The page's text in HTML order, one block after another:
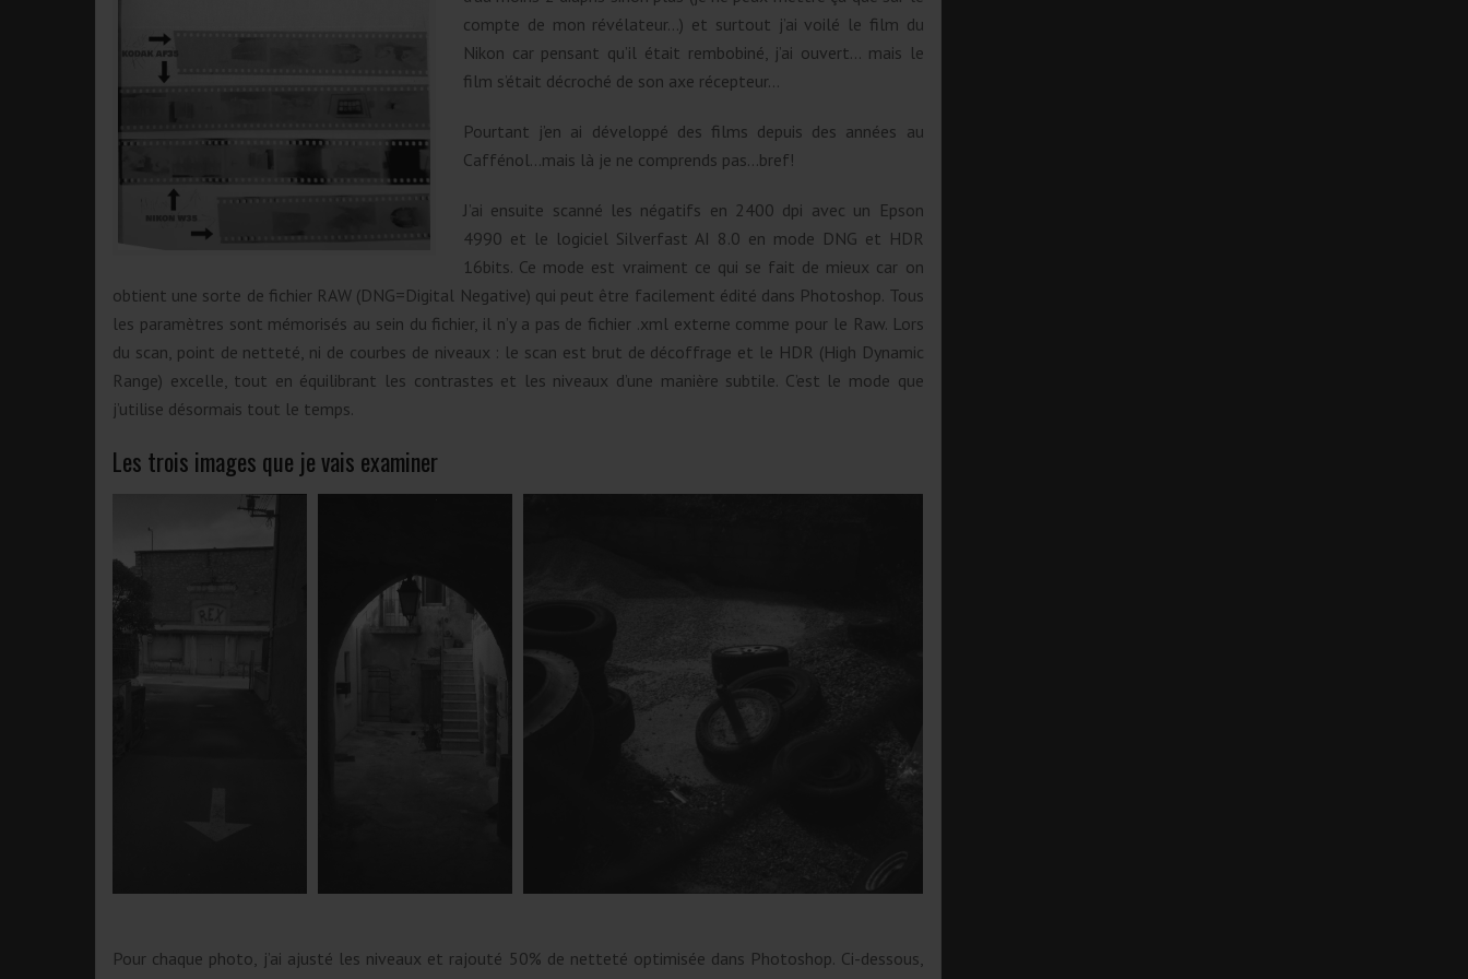
compte de mon révélateur…) et surtout j’ai voilé le film du
Nikon car pensant qu’il était rembobiné, j’ai ouvert… mais le
film s’était décroché de son axe récepteur…
Pourtant j’en ai développé des films depuis des années au
Caffénol…mais là je ne comprends pas…bref!
J’ai ensuite scanné les négatifs en 2400 dpi avec un Epson
4990 et le logiciel Silverfast AI 8.0 en mode DNG et HDR
16bits. Ce mode est vraiment ce qui se fait de mieux car on
obtient une sorte de fichier RAW (DNG=Digital Negative) qui peut être facilement édité dans Photoshop. Tous
les paramètres sont mémorisés au sein du fichier, il n’y a pas de fichier .xml externe comme pour le Raw. Lors
du scan, point de netteté, ni de courbes de niveaux : le scan est brut de décoffrage et le HDR (High Dynamic
Range) excelle, tout en équilibrant les contrastes et les niveaux d’une manière subtile. C’est le mode que
j’utilise désormais tout le temps.
Les trois images que je vais examiner
Pour chaque photo, j’ai ajusté les niveaux et rajouté 50% de netteté optimisée dans Photoshop. Ci-dessous,